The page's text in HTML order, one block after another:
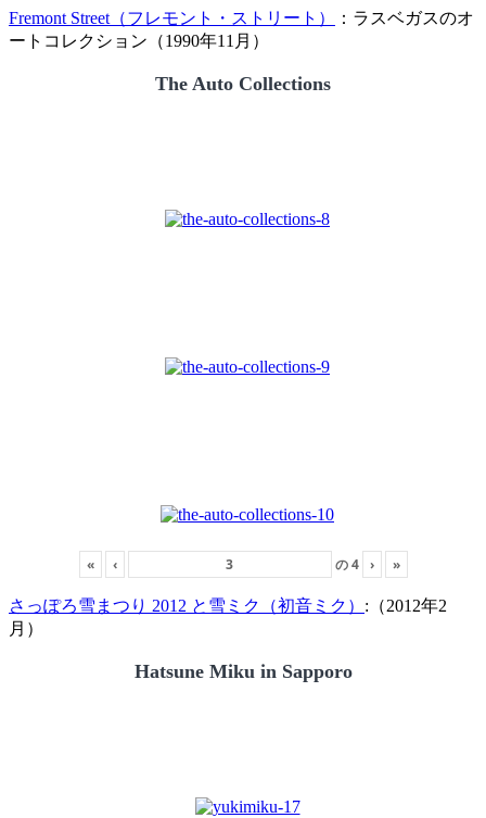
Fremont Street（フレモント・ストリート）
：ラスベガスのオ
ートコレクション（1990年11月）
The Auto Collections
« ‹ の4 › »
さっぽろ雪まつり 2012 と雪ミク（初音ミク） :（2012年2
月）
Hatsune Miku in Sapporo